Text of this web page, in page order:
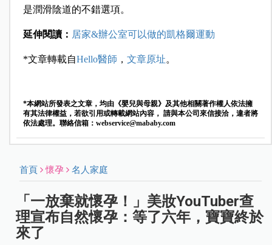
是潤滑陰道的不錯選項。
延伸閱讀： 居家&辦公室可以做的凱格爾運動
*文章轉載自Hello醫師 ， 文章原址。
*本網站所發表之文章，均由《嬰兒與母親》及其他相關著作權人依法擁
有其法律權益，若欲引用或轉載網站內容， 請與本公司來信接洽，違者將
依法處理。聯絡信箱： webservice@mababy.com
首頁 懷孕 名人家庭
「一放棄就懷孕！」美妝YouTuber查
理宣布自然懷孕：等了六年，寶寶終於
來了